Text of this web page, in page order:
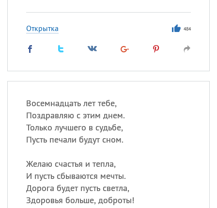
Открытка 484
Восемнадцать лет тебе,
Поздравляю с этим днем.
Только лучшего в судьбе,
Пусть печали будут сном.
Желаю счастья и тепла,
И пусть сбываются мечты.
Дорога будет пусть светла,
Здоровья больше, доброты!